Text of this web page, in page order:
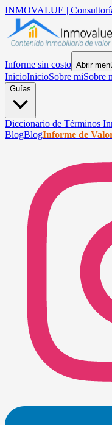
INMOVALUE |
Informe sin costo Abrir
InicioInicioSobre miSobre
Guías
Diccionario de Términos
BlogBlogInforme de